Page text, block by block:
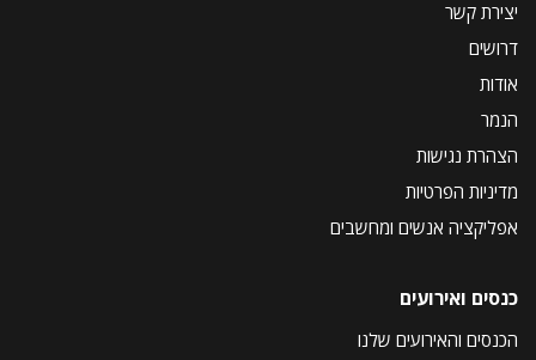
יצירת קשר
דרושים
אודות
הנמר
הצהרת נגישות
מדיניות הפרטיות
אפליקציה אנשים ומחשבים
כנסים ואירועים
הכנסים והאירועים שלנו